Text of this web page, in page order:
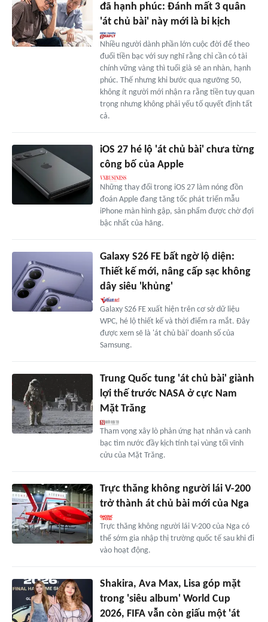
đã hạnh phúc: Đánh mất 3 quân
'át chủ bài' này mới là bi kịch
Nhiều người dành phần lớn cuộc đời để theo
đuổi tiền bạc với suy nghĩ rằng chỉ cần có tài
chính vững vàng thì tuổi già sẽ an nhàn, hạnh
phúc. Thế nhưng khi bước qua ngưỡng 50,
không ít người mới nhận ra rằng tiền tuy quan
trọng nhưng không phải yếu tố quyết định tất
cả.
iOS 27 hé lộ 'át chủ bài' chưa từng
công bố của Apple
Những thay đổi trong iOS 27 làm nóng đồn
đoán Apple đang tăng tốc phát triển mẫu
iPhone màn hình gập, sản phẩm được chờ đợi
bậc nhất của hãng.
Galaxy S26 FE bất ngờ lộ diện:
Thiết kế mới, nâng cấp sạc không
dây siêu 'khủng'
Galaxy S26 FE xuất hiện trên cơ sở dữ liệu
WPC, hé lộ thiết kế và thời điểm ra mắt. Đây
được xem sẽ là 'át chủ bài' doanh số của
Samsung.
Trung Quốc tung 'át chủ bài' giành
lợi thế trước NASA ở cực Nam
Mặt Trăng
Tham vọng xây lò phản ứng hạt nhân và canh
bạc tìm nước đầy kịch tính tại vùng tối vĩnh
cửu của Mặt Trăng.
Trực thăng không người lái V-200
trở thành át chủ bài mới của Nga
Trực thăng không người lái V-200 của Nga có
thể sớm gia nhập thị trường quốc tế sau khi đi
vào hoạt động.
Shakira, Ava Max, Lisa góp mặt
trong 'siêu album' World Cup
2026, FIFA vẫn còn giấu một 'át